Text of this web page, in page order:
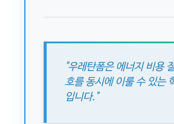
"우레탄폼은 에너지 비용
호를 동시에 이룰 수 있는
입니다."